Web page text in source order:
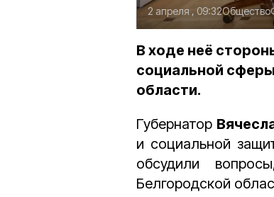
2 апреля , 09:32Общество
В ходе неё
социальной
области.
Губернатор
и социальной
обсудили
Белгородской